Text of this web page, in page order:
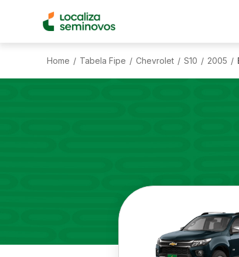
Home / Tabela Fipe / Chevrolet / S10 / 2005 /